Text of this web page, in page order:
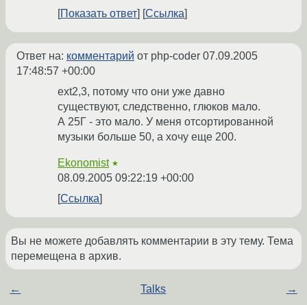
Показать ответ
Ссылка
Ответ на: комментарий от php-coder 07.09.2005
17:48:57 +00:00
ext2,3, потому что они уже давно
существуют, следственно, глюков мало.
А 25Г - это мало. У меня отсортированной
музыки больше 50, а хочу еще 200.
Ekonomist ★
08.09.2005 09:22:19 +00:00
Ссылка
Вы не можете добавлять комментарии в эту тему. Тема
перемещена в архив.
← Talks →